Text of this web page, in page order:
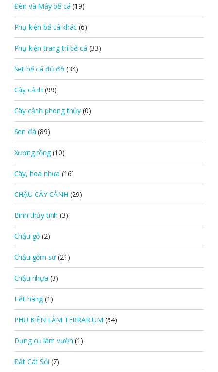
Đèn và Máy bể cá (19)
Phụ kiện bể cá khác (6)
Phụ kiện trang trí bể cá (33)
Set bể cá đủ đồ (34)
Cây cảnh (99)
Cây cảnh phong thủy (0)
Sen đá (89)
Xương rồng (10)
Cây, hoa nhựa (16)
CHẬU CÂY CẢNH (29)
Bình thủy tinh (3)
Chậu gỗ (2)
Chậu gốm sứ (21)
Chậu nhựa (3)
Hết hàng (1)
PHỤ KIỆN LÀM TERRARIUM (94)
Dụng cụ làm vườn (1)
Đất Cát Sỏi (7)